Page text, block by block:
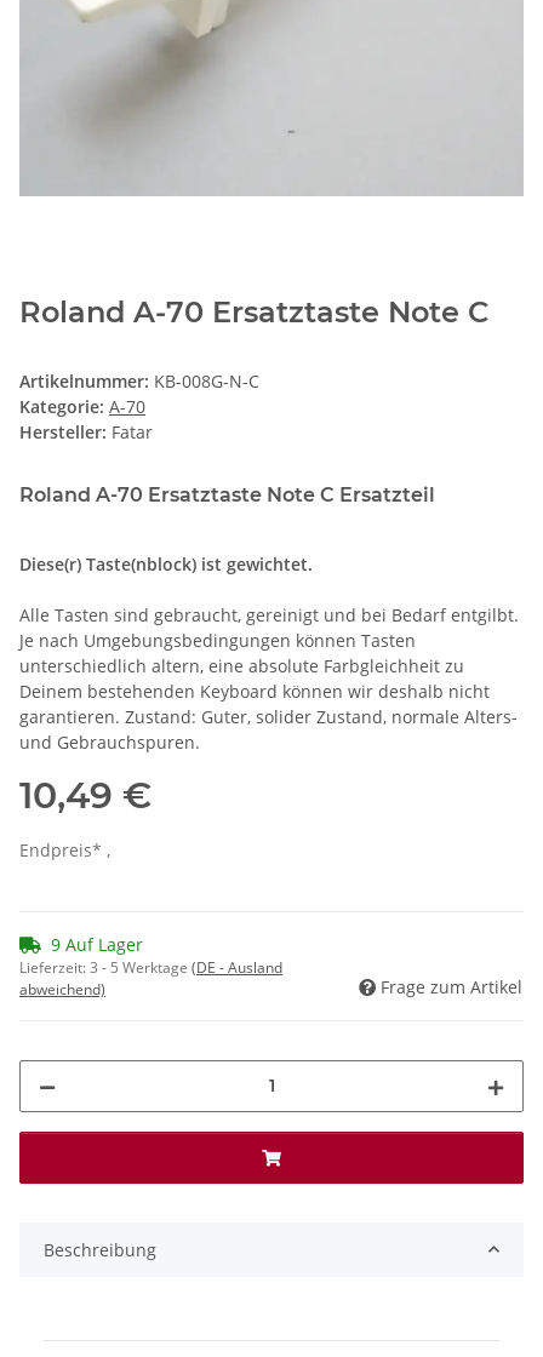
Roland A-70 Ersatztaste Note C
Artikelnummer: KB-008G-N-C
Kategorie: A-70
Hersteller: Fatar
Roland A-70 Ersatztaste Note C Ersatzteil
Diese(r) Taste(nblock) ist gewichtet.
Alle Tasten sind gebraucht, gereinigt und bei Bedarf entgilbt.
Je nach Umgebungsbedingungen können Tasten
unterschiedlich altern, eine absolute Farbgleichheit zu
Deinem bestehenden Keyboard können wir deshalb nicht
garantieren. Zustand: Guter, solider Zustand, normale Alters-
und Gebrauchspuren.
10,49 €
Endpreis* ,
9 Auf Lager
Lieferzeit:3 - 5 Werktage (DE - Ausland
abweichend)
Frage zum Artikel
Beschreibung